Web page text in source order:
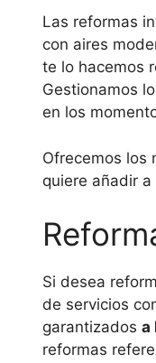
Las reformas
con aires
te lo hacemos
Gestionamos
en los
Ofrecemos los
quiere añadir a
Si desea
de servicios
garantizados a
reformas